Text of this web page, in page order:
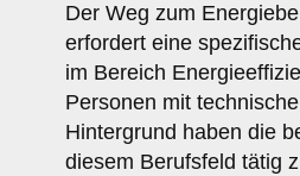
Der Weg zum
erfordert eine
im Bereich
Personen mit
Hintergrund haben die
diesem Berufsfeld tätig